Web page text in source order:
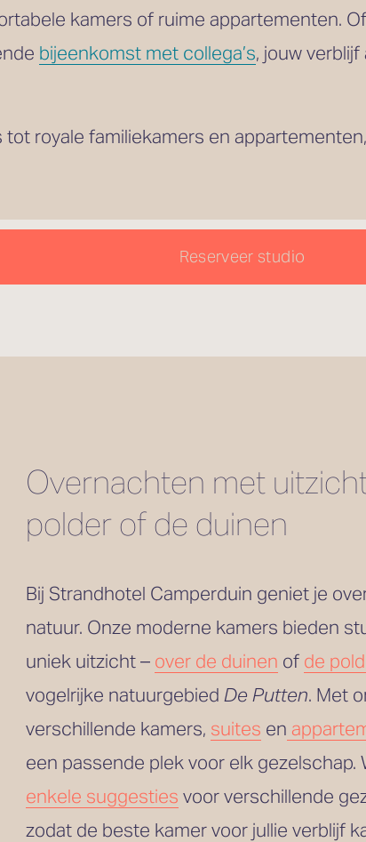
kamers of ruime appartementen.
bijeenkomst met collega’s, jouw verblijf
Reserveer studio
Overnachten met
polder of de duinen
Bij Strandhotel Camperduin geniet je
natuur. Onze moderne kamers bieden
uniek uitzicht – over de duinen of de
vogelrijke natuurgebied De Putten. Met
verschillende kamers, suites en
enkele suggesties voor verschillende
zodat de beste kamer voor jullie verblijf